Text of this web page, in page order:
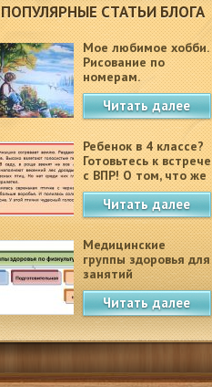
ПОПУЛЯРНЫЕ СТАТЬИ БЛОГА
Мое любимое хобби.
Рисование по
номерам.
Читать далее
Ребенок в 4 классе?
Готовьтесь к встрече
с ВПР! О том, что же
это такое.
Читать далее
Медицинские
группы здоровья для
занятий
физкультурой в
школеЧитать далее